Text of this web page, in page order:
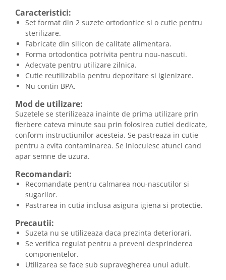
Caracteristici:
Set format din 2 suzete ortodontice si o cutie pentru
sterilizare.
Fabricate din silicon de calitate alimentara.
Forma ortodontica potrivita pentru nou-nascuti.
Adecvate pentru utilizare zilnica.
Cutie reutilizabila pentru depozitare si igienizare.
Nu contin BPA.
Mod de utilizare:
Suzetele se sterilizeaza inainte de prima utilizare prin
fierbere cateva minute sau prin folosirea cutiei dedicate,
conform instructiunilor acesteia. Se pastreaza in cutie
pentru a evita contaminarea. Se inlocuiesc atunci cand
apar semne de uzura.
Recomandari:
Recomandate pentru calmarea nou-nascutilor si
sugarilor.
Pastrarea in cutia inclusa asigura igiena si protectie.
Precautii:
Suzeta nu se utilizeaza daca prezinta deteriorari.
Se verifica regulat pentru a preveni desprinderea
componentelor.
Utilizarea se face sub supravegherea unui adult.